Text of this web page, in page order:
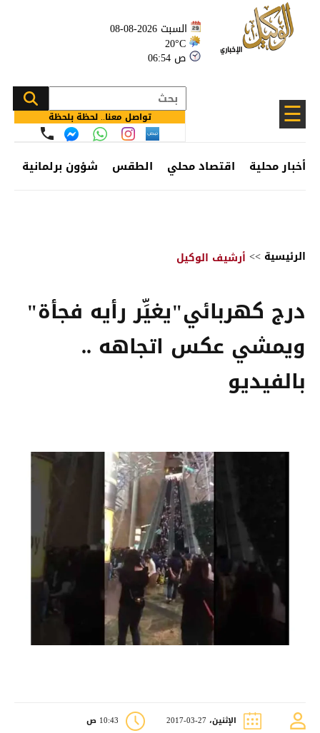
السبت 2026-08-08
20°C
06:54 ص
☰ تواصل معنا.. لحظة بلحظة
أخبار محلية اقتصاد محلي الطقس شؤون برلمانية
الرئيسية >> أرشيف الوكيل
درج كهربائي"يغيِّر رأيه فجأة"
ويمشي عكس اتجاهه ..
بالفيديو
الإثنين، 27-03-2017 10:43 ص